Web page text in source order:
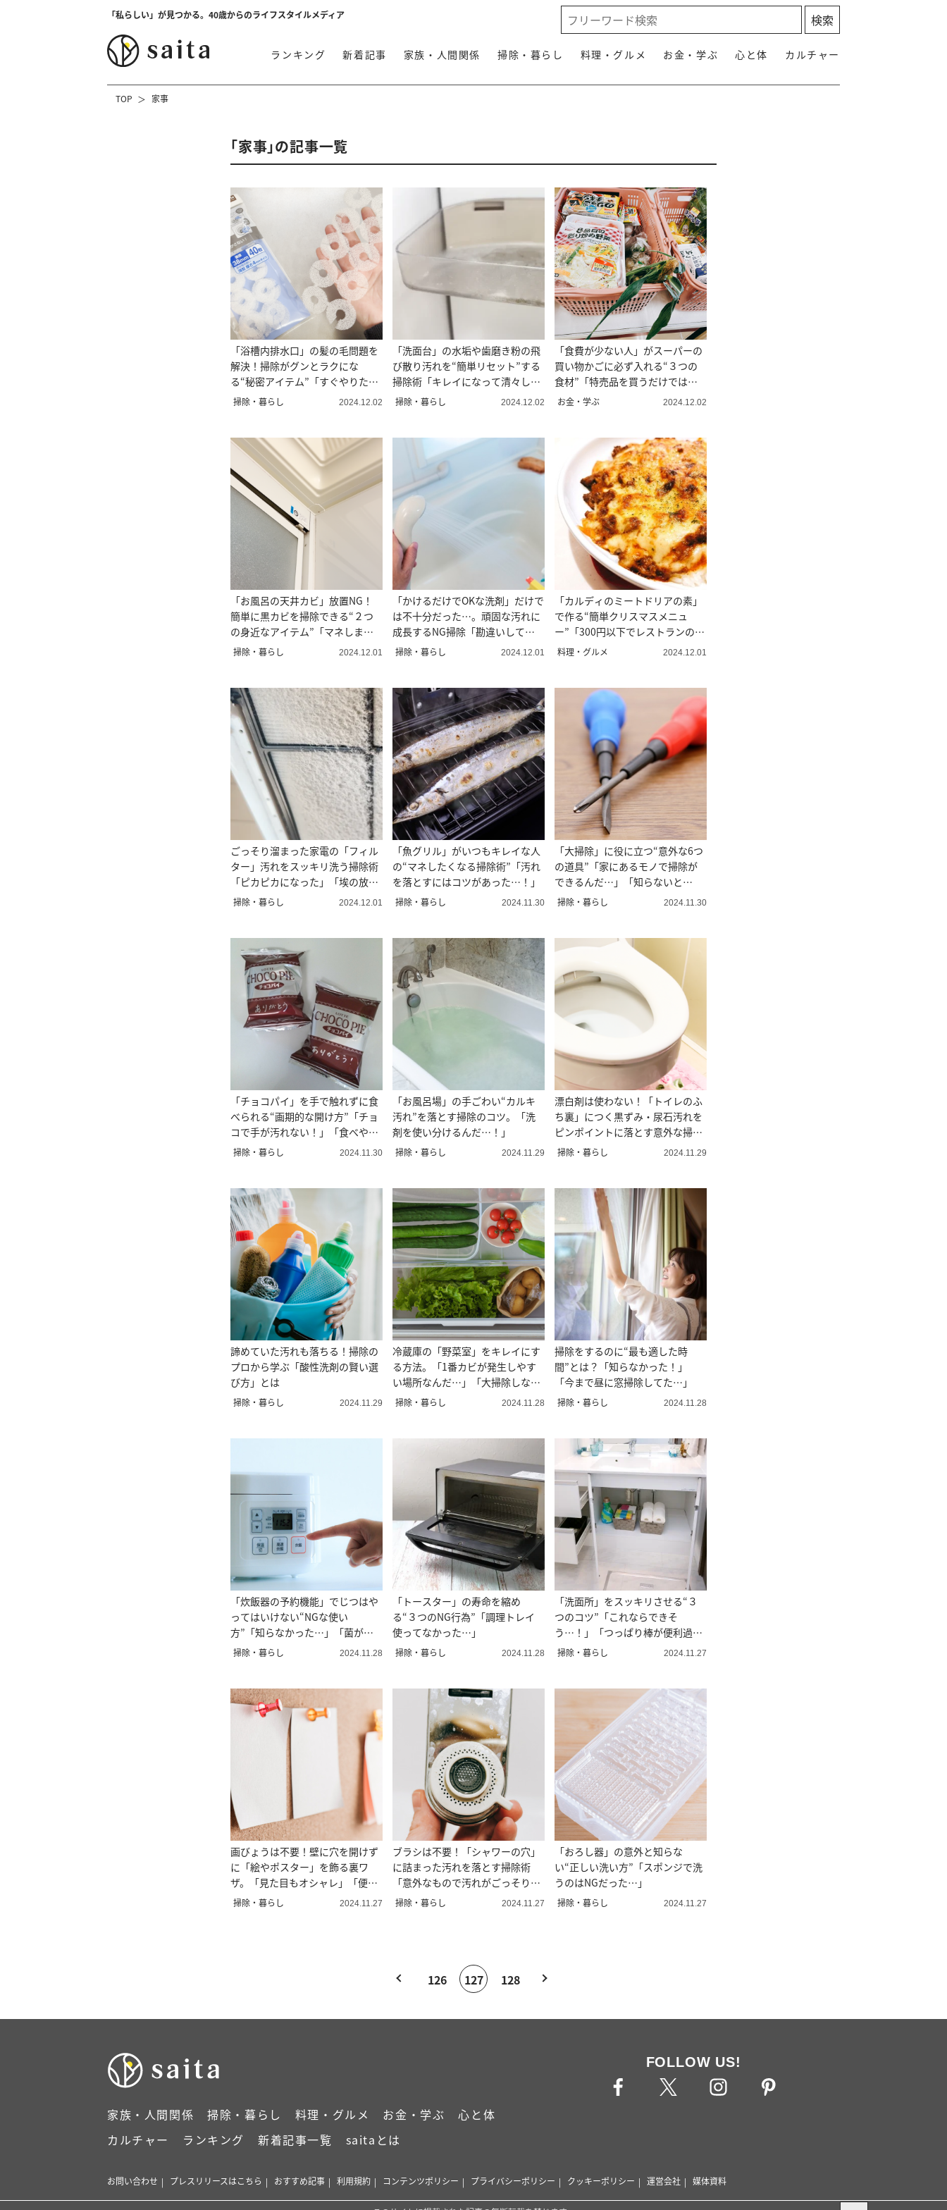
「私らしい」が見つかる。40歳からのライフスタイルメディア
ランキング 新着記事 家族・人間関係 掃除・暮らし 料理・グルメ お金・学ぶ 心と体 カルチャー
TOP 家事
「家事」の記事一覧
「浴槽内排水口」の髪の毛問題を
解決！掃除がグンとラクにな
る“秘密アイテム”「すぐやりた
い！」
掃除・暮らし 2024.12.02
「洗面台」の水垢や歯磨き粉の飛
び散り汚れを“簡単リセット”する
掃除術「キレイになって清々し
い…！」
掃除・暮らし 2024.12.02
「食費が少ない人」がスーパーの
買い物かごに必ず入れる“３つの
食材”「特売品を買うだけではな
かった！」
お金・学ぶ 2024.12.02
「お風呂の天井カビ」放置NG！
簡単に黒カビを掃除できる“２つ
の身近なアイテム”「マネしま
す！」
掃除・暮らし 2024.12.01
「かけるだけでOKな洗剤」だけで
は不十分だった…。頑固な汚れに
成長するNG掃除「勘違いして
た…。」
掃除・暮らし 2024.12.01
「カルディのミートドリアの素」
で作る“簡単クリスマスメニュ
ー”「300円以下でレストランの
味！」
料理・グルメ 2024.12.01
ごっそり溜まった家電の「フィル
ター」汚れをスッキリ洗う掃除術
「ピカピカになった」「埃の放置
NG」
掃除・暮らし 2024.12.01
「魚グリル」がいつもキレイな人
の“マネしたくなる掃除術”「汚れ
を落とすにはコツがあった…！」
掃除・暮らし 2024.11.30
「大掃除」に役に立つ“意外な6つ
の道具”「家にあるモノで掃除が
できるんだ…」「知らないと
損！」
掃除・暮らし 2024.11.30
「チョコパイ」を手で触れずに食
べられる“画期的な開け方”「チョ
コで手が汚れない！」「食べやす
い」
掃除・暮らし 2024.11.30
「お風呂場」の手ごわい“カルキ
汚れ”を落とす掃除のコツ。「洗
剤を使い分けるんだ…！」
掃除・暮らし 2024.11.29
漂白剤は使わない！「トイレのふ
ち裏」につく黒ずみ・尿石汚れを
ピンポイントに落とす意外な掃除
法
掃除・暮らし 2024.11.29
諦めていた汚れも落ちる！掃除の
プロから学ぶ「酸性洗剤の賢い選
び方」とは
掃除・暮らし 2024.11.29
冷蔵庫の「野菜室」をキレイにす
る方法。「1番カビが発生しやす
い場所なんだ…」「大掃除しなき
ゃ」
掃除・暮らし 2024.11.28
掃除をするのに“最も適した時
間”とは？「知らなかった！」
「今まで昼に窓掃除してた…」
掃除・暮らし 2024.11.28
「炊飯器の予約機能」でじつはや
ってはいけない“NGな使い
方”「知らなかった…」「菌が繁
殖するなんて」
掃除・暮らし 2024.11.28
「トースター」の寿命を縮め
る“３つのNG行為”「調理トレイ
使ってなかった…」
掃除・暮らし 2024.11.28
「洗面所」をスッキリさせる“３
つのコツ”「これならできそ
う…！」「つっぱり棒が便利過ぎ
る」
掃除・暮らし 2024.11.27
画びょうは不要！壁に穴を開けず
に「絵やポスター」を飾る裏ワ
ザ。「見た目もオシャレ」「便
利！」
掃除・暮らし 2024.11.27
ブラシは不要！「シャワーの穴」
に詰まった汚れを落とす掃除術
「意外なもので汚れがごっそり取
れた…！」
掃除・暮らし 2024.11.27
「おろし器」の意外と知らな
い“正しい洗い方”「スポンジで洗
うのはNGだった…」
掃除・暮らし 2024.11.27
126 127 128
家族・人間関係 掃除・暮らし 料理・グルメ お金・学ぶ
心と体
カルチャー
ランキング 新着記事一覧 saitaとは
FOLLOW US!
お問い合わせ プレスリリースはこちら おすすめ記事 利用規約 コンテンツポリシー プライバシーポリシー クッキーポリシー 運営会社 媒体資料